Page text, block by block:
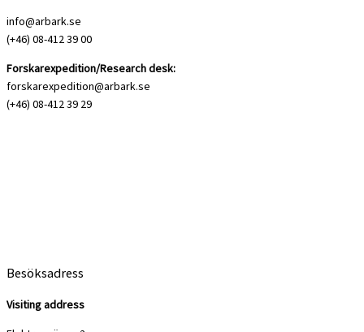
info@arbark.se
(+46) 08-412 39 00
Forskarexpedition/Research desk:
forskarexpedition@arbark.se
(+46) 08-412 39 29
Besöksadress
Visiting address